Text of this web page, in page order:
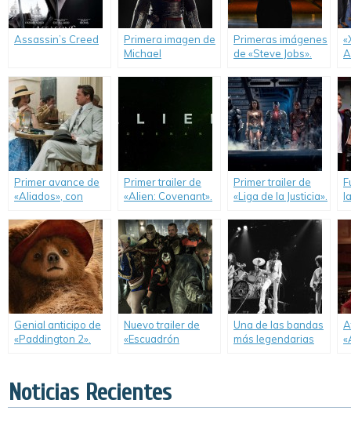
Assassin’s Creed
Primera imagen de
Michael
Primeras imágenes
de «Steve Jobs».
Primer avance de
«Aliados», con
Cotillard.
Primer trailer de
«Alien: Covenant».
Primer trailer de
«Liga de la Justicia».
Genial anticipo de
«Paddington 2».
Nuevo trailer de
«Escuadrón
Una de las bandas
más legendarias
Noticias Recientes